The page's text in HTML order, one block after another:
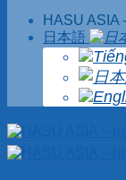
HASU ASIA -
日本語